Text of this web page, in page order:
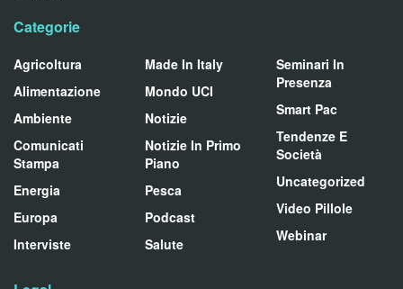
Categorie
Agricoltura
Alimentazione
Ambiente
Comunicati
Stampa
Energia
Europa
Interviste
Made In Italy
Mondo UCI
Notizie
Notizie In Primo
Piano
Pesca
Podcast
Salute
Seminari In
Presenza
Smart Pac
Tendenze E
Società
Uncategorized
Video Pillole
Webinar